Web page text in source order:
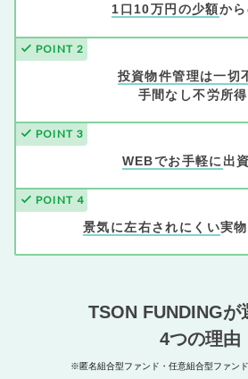
1口10万円の少額か
check POINT 2
投資物件管理は一切
手間なし不労所
check POINT 3
WEBでお手軽に 出
check POINT 4
景気に左右されにくい実
TSON FUNDINGが
4つの理由
※匿名組合型ファンド・任意組合型ファンド